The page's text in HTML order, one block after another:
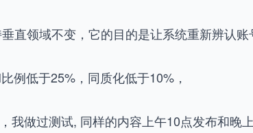
直领域不变，它的目的是让系统重新辨认账
例低于25%，同质化低于10%，
我做过测试, 同样的内容上午10点发布和晚